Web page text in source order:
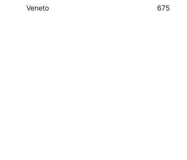
Veneto
675